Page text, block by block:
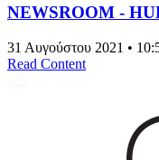
NEWSROOM -
31 Αυγούστου 2021 •
Read Content